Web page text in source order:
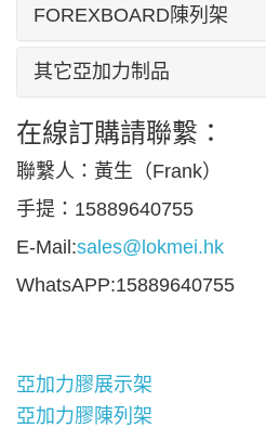
FOREXBOARD陳列架
其它亞加力制品
在線訂購請聯繫：
聯繫人：黃生（Frank）
手提：15889640755
E-Mail:sales@lokmei.hk
WhatsAPP:15889640755
亞加力膠展示架
亞加力膠陳列架